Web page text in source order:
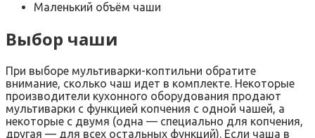
Маленький объём чаши
Выбор чаши
При выборе мультиварки-коптильни обратите
внимание, сколько чаш идет в комплекте. Некоторые
производители кухонного оборудования продают
мультиварки с функцией копчения с одной чашей, а
некоторые с двумя (одна — специально для копчения,
другая — для всех остальных функций). Если чаша в